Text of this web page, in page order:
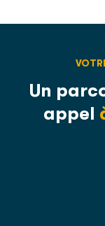
Un
appel